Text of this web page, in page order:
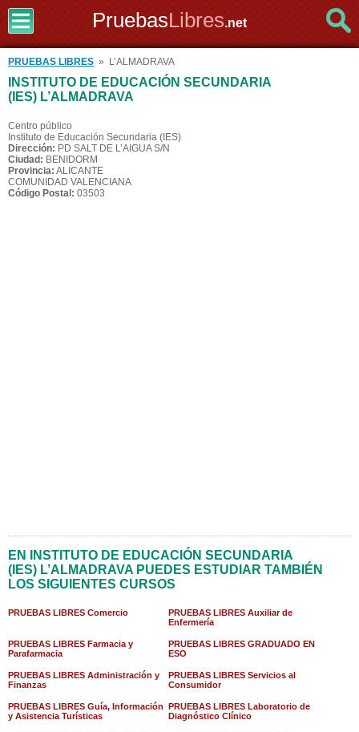
PruebasLibres.net
PRUEBAS LIBRES » L’ALMADRAVA
INSTITUTO DE EDUCACIÓN SECUNDARIA
(IES) L’ALMADRAVA
Centro público
Instituto de Educación Secundaria (IES)
Dirección: PD SALT DE L’AIGUA S/N
Ciudad: BENIDORM
Provincia: ALICANTE
COMUNIDAD VALENCIANA
Código Postal: 03503
EN INSTITUTO DE EDUCACIÓN SECUNDARIA
(IES) L’ALMADRAVA PUEDES ESTUDIAR TAMBIÉN
LOS SIGUIENTES CURSOS
PRUEBAS LIBRES Comercio
PRUEBAS LIBRES Auxiliar de
Enfermería
PRUEBAS LIBRES Farmacia y
Parafarmacia
PRUEBAS LIBRES GRADUADO EN
ESO
PRUEBAS LIBRES Administración y
Finanzas
PRUEBAS LIBRES Servicios al
Consumidor
PRUEBAS LIBRES Guía, Información
y Asistencia Turísticas
PRUEBAS LIBRES Laboratorio de
Diagnóstico Clínico